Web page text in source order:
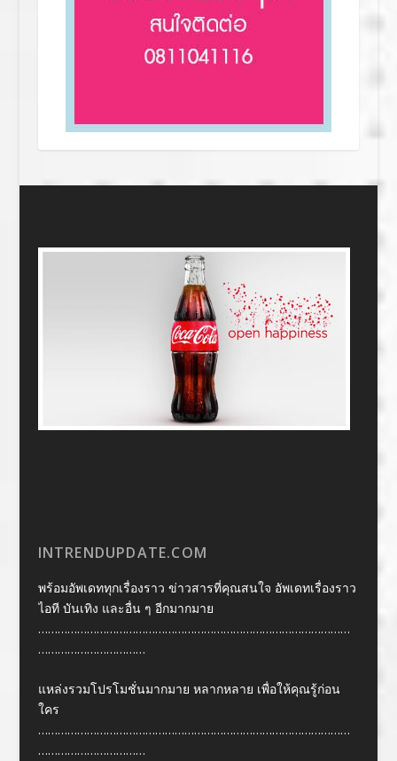
INTRENDUPDATE.COM
พร้อมอัพเดททุกเรื่องราว ข่าวสารที่คุณสนใจ อัพเดทเรื่องราว
ไอที บันเทิง และอื่น ๆ อีกมากมาย
……………………………………………………………………………………
……………………………
แหล่งรวมโปรโมชั่นมากมาย หลากหลาย เพื่อให้คุณรู้ก่อน
ใคร
……………………………………………………………………………………
……………………………